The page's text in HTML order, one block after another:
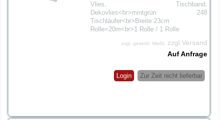
Vlies, Tischband,
Dekovlies<br>mintgrün 248
Tischläufer<br>Breite:23cm
Rolle=20m<br>1 Rolle / 1 Rolle
zzgl. gesetzl. MwSt. zzgl.Versand
Auf Anfrage
Zur Zeit nicht lieferbar
Login